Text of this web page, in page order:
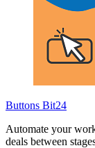
Buttons Bit24
Automate your
deals between